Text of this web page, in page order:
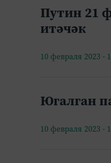
Путин 21
итәчәк
10 февраля 2023 -
Югалган
10 февраля 2023 -